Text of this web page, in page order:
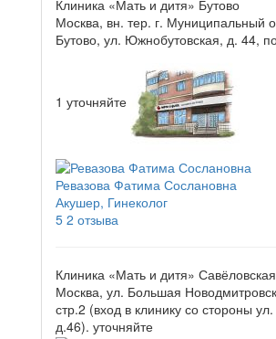
Клиника «Мать и дитя» Бутово
Москва, вн. тер. г. Муниципальный
Бутово, ул. Южнобутовская, д. 44,
1 уточняйте
Ревазова Фатима Сослановна
Акушер, Гинеколог
5 2 отзыва
Клиника «Мать и дитя» Савёловская
Москва, ул. Большая
стр.2 (вход в клинику со стороны
д.46). уточняйте